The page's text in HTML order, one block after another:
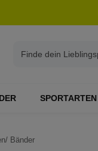
SPORTARTEN
Bänder